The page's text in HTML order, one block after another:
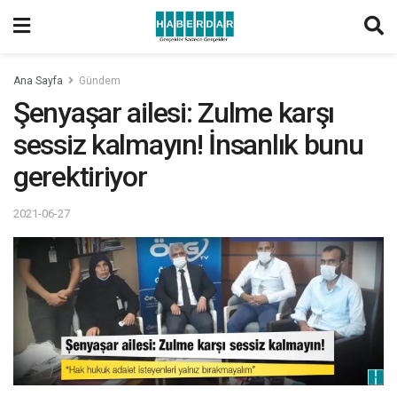
Ana Sayfa Gündem
Şenyaşar ailesi: Zulme karşı
sessiz kalmayın! İnsanlık bunu
gerektiriyor
2021-06-27